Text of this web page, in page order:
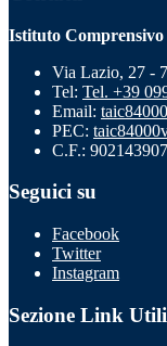
Istituto
Via Lazio, 27 -
Tel: Tel. +39
Email:
PEC:
C.F.:
Seguici su
Facebook
Twitter
Instagram
Sezione Link Utili